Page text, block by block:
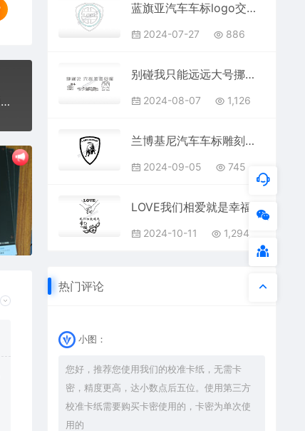
手机壳激光打标PLT格式通用激光打标模板镭射模板通用激光打标猫开枪图档文件
蓝旗亚汽车车标logo交通工具PLC格式激光打标文件通用矢量图
2024-07-27 886
别碰我只能远远大号挪车牌PLT格式激光打标文件通用矢量图
2024-08-07 1,126
兰博基尼汽车车标雕刻挂坠项链PLT格式激光打标文件通用矢量图
2024-09-05 745
LOVE我们相爱就是幸福防丢钥匙牌PLT格式激光打标文件通用矢量图
2024-10-11 1,294
热门评论
小图：
您好，推荐您使用我们的校准卡纸，无需卡
密，精度更高，达小数点后五位。使用第三方
校准卡纸需要购买卡密使用的，卡密为单次使
用的